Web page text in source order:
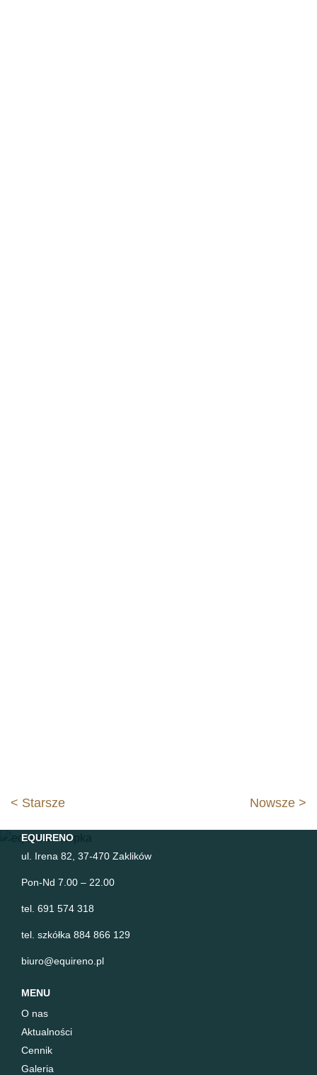
Nawigacja
wpisu
< Starsze Nowsze >
EQUIRENO
ul. Irena 82, 37-470 Zaklików
Pon-Nd 7.00 – 22.00
tel. 691 574 318
tel. szkółka 884 866 129
biuro@equireno.pl
MENU
O nas
Aktualności
Cennik
Galeria